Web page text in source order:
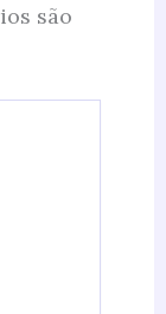
são